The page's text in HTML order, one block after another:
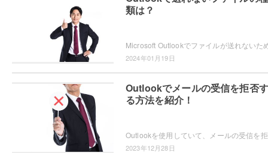
類は？
2024年01月19日
Outlookでメールの受信を拒否す
る方法を紹介！
2023年12月28日